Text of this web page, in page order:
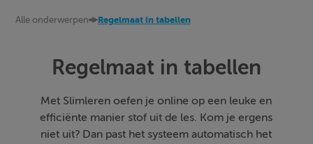
Alle onderwerpen Regelmaat in tabellen
Regelmaat in tabellen
Met Slimleren oefen je online op een leuke en
efficiënte manier stof uit de les. Kom je ergens
niet uit? Dan past het systeem automatisch het